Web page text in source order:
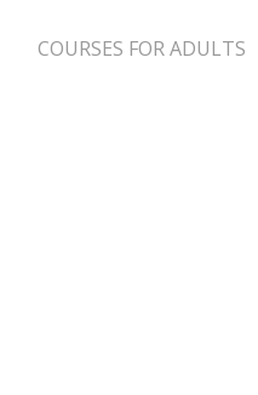
COURSES FOR ADULTS